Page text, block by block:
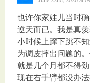
也许你家娃儿当时
逆天而已。我是真
小时候上蹿下跳不
为调皮摔出问题的
就是几个月都不得
现在右手臂都没办法